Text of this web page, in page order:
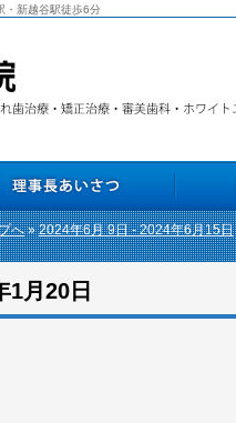
1月20日
・新越谷駅徒歩6分
へ»2024年6月 9日 - 2024年6月15日